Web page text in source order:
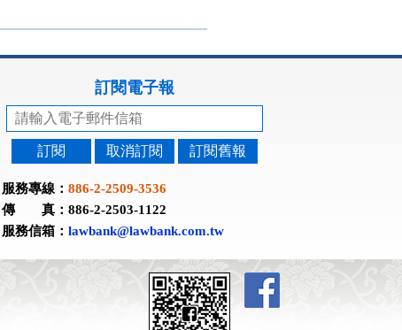
訂閱電子報
訂閱 取消訂閱 訂閱舊報
服務專線： 886-2-2509-3536
傳 真：886-2-2503-1122
服務信箱： lawbank@lawbank.com.tw